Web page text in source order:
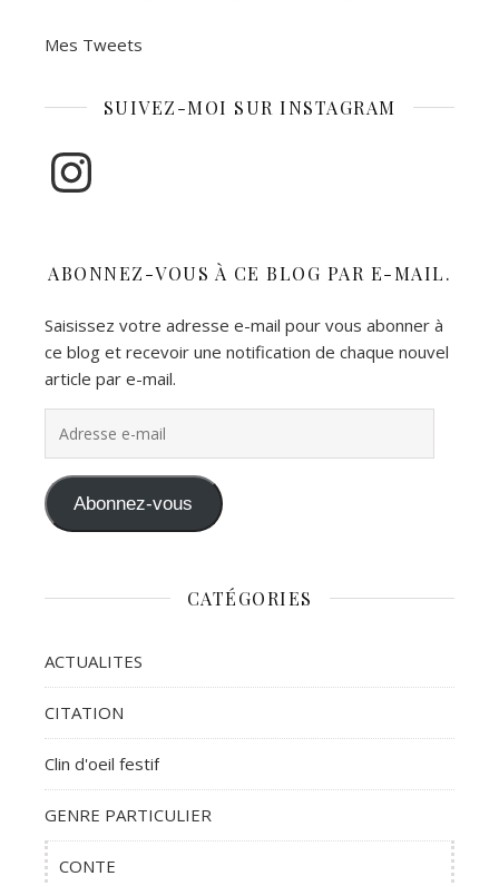
Mes Tweets
SUIVEZ-MOI SUR INSTAGRAM
Instagram
ABONNEZ-VOUS À CE BLOG PAR E-MAIL.
Saisissez votre adresse e-mail pour vous abonner à
ce blog et recevoir une notification de chaque nouvel
article par e-mail.
Abonnez-vous
CATÉGORIES
ACTUALITES
CITATION
Clin d'oeil festif
GENRE PARTICULIER
CONTE